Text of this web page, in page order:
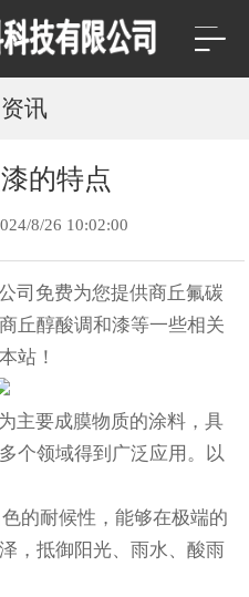
讯
的特点
8/26 10:02:00
司免费为您提供商丘氟碳
丘醇酸调和漆等一些相关
站！
主要成膜物质的涂料，具
个领域得到广泛应用。以
的耐候性，能够在极端的
，抵御阳光、雨水、酸雨